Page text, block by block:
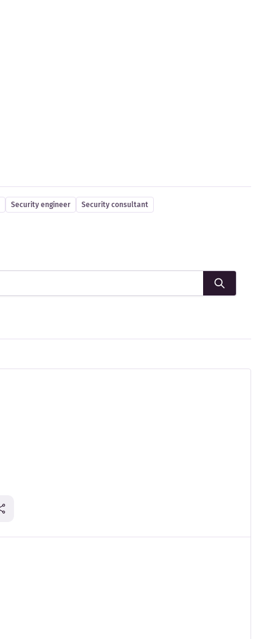
Security engineer
Security consultant